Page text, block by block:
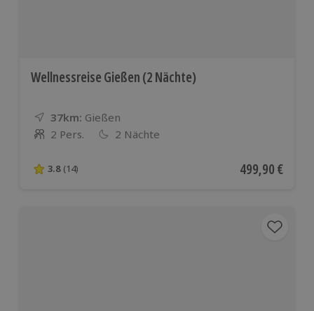
Wellnessreise Gießen (2 Nächte)
37km: Entfernung
Standort
Gießen
Anzahl der Teilnehmer
2 Pers. 2 Nächte
3.8 von 5 Sternen basierend auf 14 Bewertungen
3.8 (14) Aktueller Preis
499,90 €